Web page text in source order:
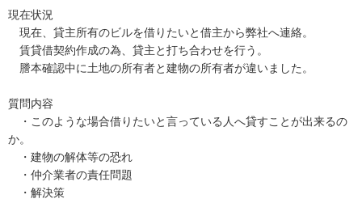
現在状況
現在、貸主所有のビルを借りたいと借主から弊社へ連絡。
賃貸借契約作成の為、貸主と打ち合わせを行う。
謄本確認中に土地の所有者と建物の所有者が違いました。
質問内容
・このような場合借りたいと言っている人へ貸すことが出来るの
か。
・建物の解体等の恐れ
・仲介業者の責任問題
・解決策